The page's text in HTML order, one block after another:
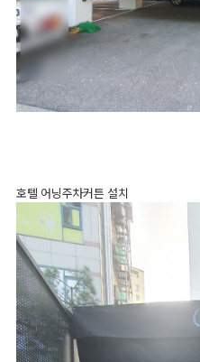
호텔 어닝주차커튼 설치